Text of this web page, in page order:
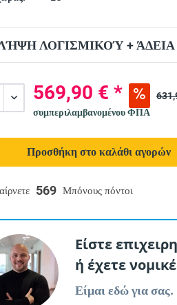
569 Μπόνους πόντοι
ΛΟΓΙΣΜΙΚΟΎ +
569,90 € *
συμπεριλαμβανομένου ΦΠΑ
Προσθήκη στο καλάθι αγορών
Είστε
ή έχετε
Είμαι εδώ για σας.